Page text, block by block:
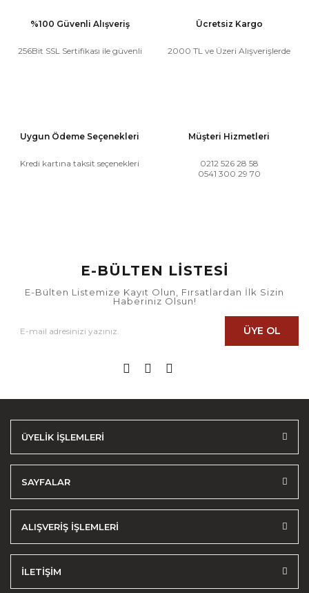
%100 Güvenli Alışveriş
256Bit SSL Sertifikası ile güvenli
Ücretsiz Kargo
2000 TL ve Üzeri Alışverişlerde
Uygun Ödeme Seçenekleri
Kredi kartına taksit seçenekleri
Müşteri Hizmetleri
0212 526 28 58
0541 300 29 70
E-BÜLTEN LİSTESİ
E-Bülten Listemize Kayıt Olun, Fırsatlardan İlk Sizin
Haberiniz Olsun!
ÜYE OL
ÜYELİK İŞLEMLERİ
SAYFALAR
ALIŞVERİŞ İŞLEMLERİ
İLETİŞİM